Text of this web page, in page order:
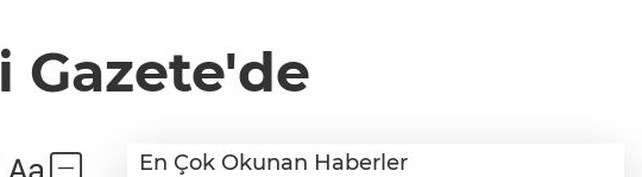
Gazete'de
En Çok Okunan Haberler